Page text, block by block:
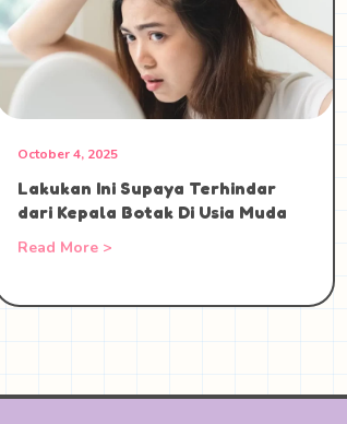
October 4, 2025
Lakukan Ini Supaya Terhindar
dari Kepala Botak Di Usia Muda
Read More >